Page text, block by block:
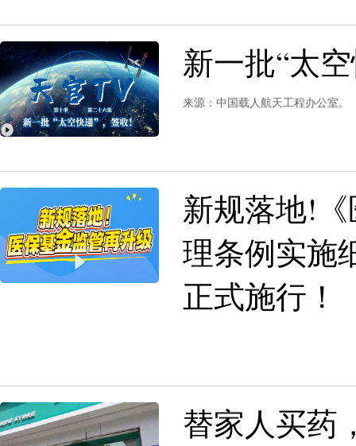
新一批“太
来源：中国载人航天工程办公室。
新规落地!
理条例实施
正式施行！
替家人买药